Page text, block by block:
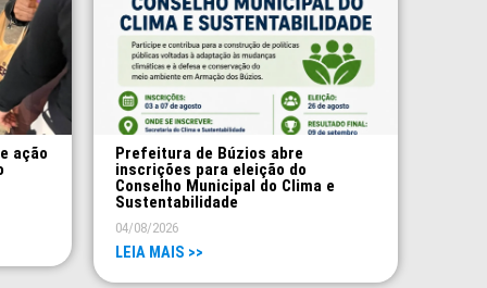
ação
Prefeitura de Búzios abre
inscrições para eleição do
Conselho Municipal do Clima e
Sustentabilidade
04/08/2026
LEIA MAIS >>